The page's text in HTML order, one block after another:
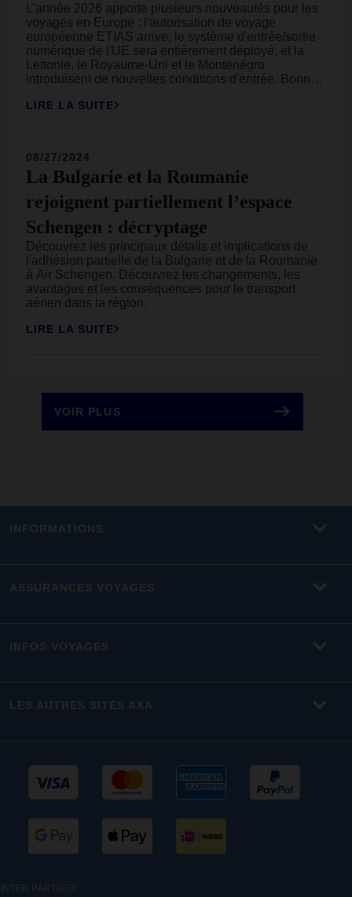
L'année 2026 apporte plusieurs nouveautés pour les
voyages en Europe : l'autorisation de voyage
européenne ETIAS arrive, le système d'entrée/sortie
numérique de l'UE sera entièrement déployé, et la
Lettonie, le Royaume-Uni et le Monténégro
introduisent de nouvelles conditions d'entrée. Bonne
voyages à forfait. Mauvaise nouvelle : de nombreuses
LIRE LA SUITE
La Bulgarie et la Roumanie
rejoignent partiellement l’espace
Schengen : décryptage
Découvrez les principaux détails et implications de
l'adhésion partielle de la Bulgarie et de la Roumanie
à Air Schengen. Découvrez les changements, les
avantages et les conséquences pour le transport
aérien dans la région.
LIRE LA SUITE
08/27/2024
VOIR PLUS
INFORMATIONS
ASSURANCES VOYAGES
INFOS VOYAGES
LES AUTRES SITES AXA
INTER PARTNER